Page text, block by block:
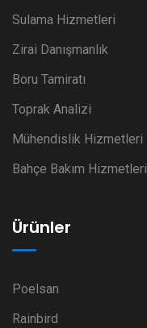
Sulama Hizmetleri
Zirai Danışmanlık
Boru Tamiratı
Toprak Analizi
Mühendislik Hizmetleri
Bahçe Bakım Hizmetleri
Ürünler
Poelsan
Rainbird